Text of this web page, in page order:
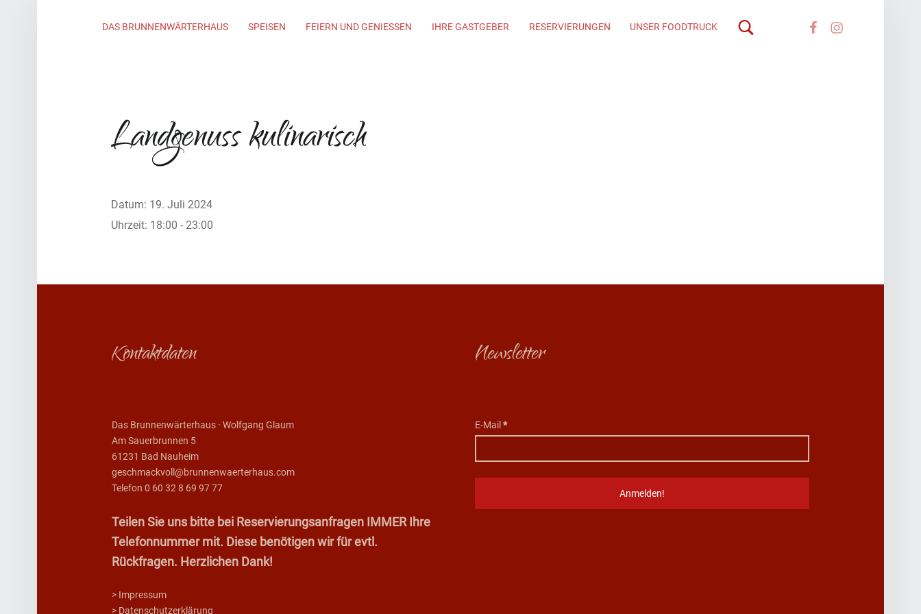
DAS BRUNNENWÄRTERHAUS SPEISEN FEIERN UND GENIESSEN IHRE GASTGEBER RESERVIERUNGEN UNSER FOODTRUCK
Landgenuss kulinarisch
Datum: 19. Juli 2024
Uhrzeit: 18:00 - 23:00
Footer sidebar
Kontaktdaten
Das Brunnenwärterhaus · Wolfgang Glaum
Am Sauerbrunnen 5
61231 Bad Nauheim
geschmackvoll@brunnenwaerterhaus.com
Telefon 0 60 32 8 69 97 77
Teilen Sie uns bitte bei Reservierungsanfragen IMMER Ihre
Telefonnummer mit. Diese benötigen wir für evtl.
Rückfragen. Herzlichen Dank!
> Impressum
> Datenschutzerklärung
Newsletter
E-Mail*